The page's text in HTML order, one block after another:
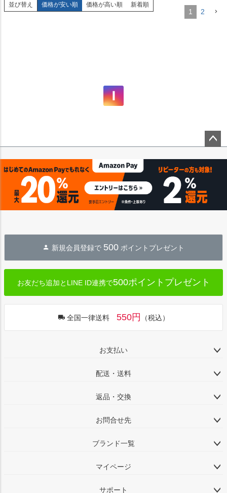
並び替え 価格が安い順 価格が高い順 新着順
1 2
ップ
新規会員登録で 500 ポイントプレゼント
お友だち追加とLINE ID連携で500ポイントプレゼント
全国一律送料 550円 （税込）
お支払い
配送・送料
返品・交換
お問合せ先
ブランド一覧
マイページ
サポート